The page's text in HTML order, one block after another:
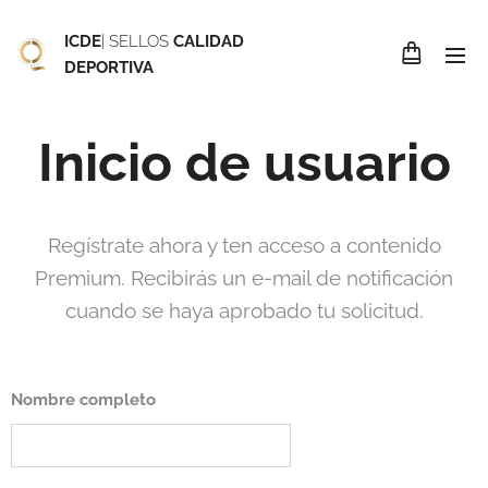
ICDE | SELLOS CALIDAD
DEPORTIVA
Inicio de usuario
Regístrate ahora y ten acceso a contenido
Premium. Recibirás un e-mail de notificación
cuando se haya aprobado tu solicitud.
Nombre completo